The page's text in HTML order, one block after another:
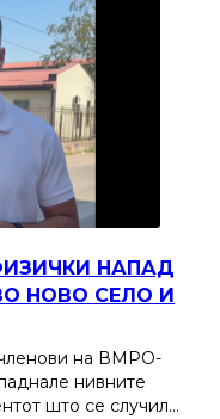
НАПАД
НОВО СЕЛО И
на ВМРО-
нивните
што се случил…